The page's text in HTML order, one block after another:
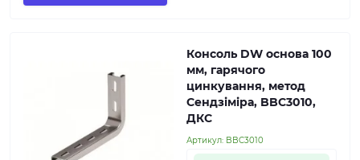
Консоль DW основа 100
мм, гарячого
цинкування, метод
Сендзіміра, BBC3010,
ДКС
Артикул: BBC3010